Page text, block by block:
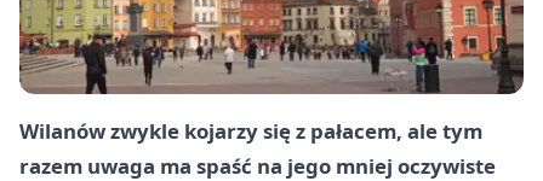
Wilanów zwykle kojarzy się z pałacem, ale tym
razem uwaga ma spaść na jego mniej oczywiste